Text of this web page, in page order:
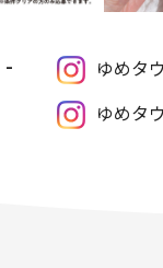
ゆめタ
ゆめタ